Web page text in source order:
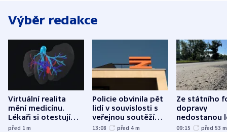
Výběr redakce
Virtuální realita
mění medicínu.
Lékaři si otestují
každý řez, říká
před 1m
Policie obvinila pět
lidí v souvislosti s
veřejnou soutěží
Správy železnic
13:08 před 4 m
Ze státního
dopravy
nedostanou
kraje na
09:15 před 53 m